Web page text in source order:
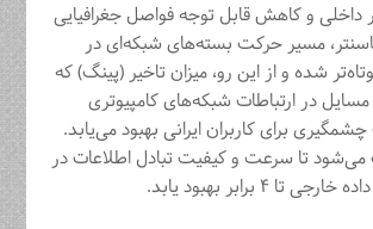
داخلی و کاهش قابل توجه فواصل جغرافیایی
مسیر حرکت بسته‌های شبکه‌ای در
شده و از این رو، میزان تاخیر (پینگ) که
در ارتباطات شبکه‌های کامپیوتری
برای کاربران ایرانی بهبود می‌یابد.
تا سرعت و کیفیت تبادل اطلاعات در
تا ۴ برابر بهبود یابد.